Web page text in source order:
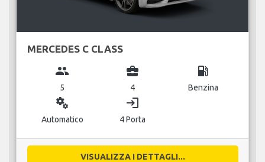
MERCEDES C CLASS
group
5
business_center
4
local_gas_station
Benzina
miscellaneous_services
Automatico
login
4 Porta
VISUALIZZA I DETTAGLI...